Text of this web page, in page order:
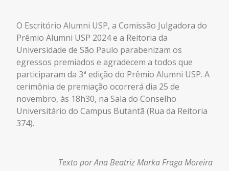
O Escritório Alumni USP, a Comissão Julgadora do
Prêmio Alumni USP 2024 e a Reitoria da
Universidade de São Paulo parabenizam os
egressos premiados e agradecem a todos que
participaram da 3ª edição do Prêmio Alumni USP. A
cerimônia de premiação ocorrerá dia 25 de
novembro, às 18h30, na Sala do Conselho
Universitário do Campus Butantã (Rua da Reitoria
374).
Texto por Ana Beatriz Marka Fraga Moreira